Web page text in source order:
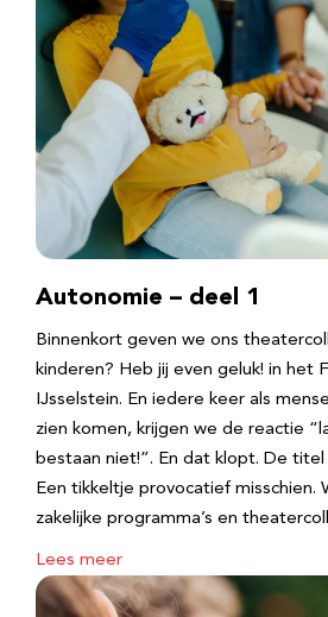
Autonomie – deel 1
Binnenkort geven we ons
kinderen? Heb jij even geluk! in het
IJsselstein. En iedere keer als
zien komen, krijgen we de reactie
bestaan niet!”. En dat klopt. De
Een tikkeltje provocatief misschien.
zakelijke programma’s en
Lees meer